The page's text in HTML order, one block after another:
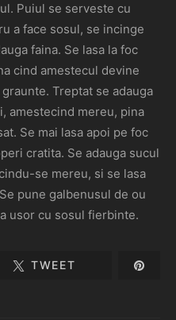
Puiul se serveste cu
a face sosul, se incinge
faina. Se lasa la foc
cind amestecul devine
Treptat se adauga
amestecind mereu, pina
Se mai lasa apoi pe foc
cratita. Se adauga sucul
se mereu, si se lasa
pune galbenusul de ou
usor cu sosul fierbinte.
TWEET